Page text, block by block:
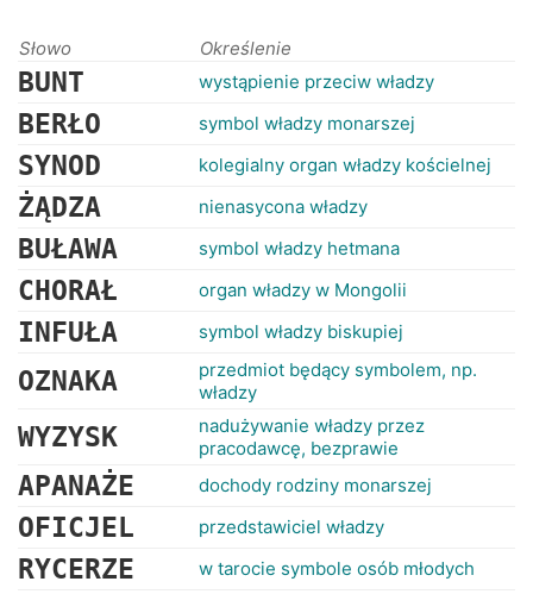
Słowo Określenie
BUNT wystąpienie przeciw władzy
BERŁO symbol władzy monarszej
SYNOD kolegialny organ władzy kościelnej
ŻĄDZA nienasycona władzy
BUŁAWA symbol władzy hetmana
CHORAŁ organ władzy w Mongolii
INFUŁA symbol władzy biskupiej
OZNAKA
przedmiot będący symbolem, np.
władzy
WYZYSK
nadużywanie władzy przez
pracodawcę, bezprawie
APANAŻE dochody rodziny monarszej
OFICJEL przedstawiciel władzy
RYCERZE w tarocie symbole osób młodych